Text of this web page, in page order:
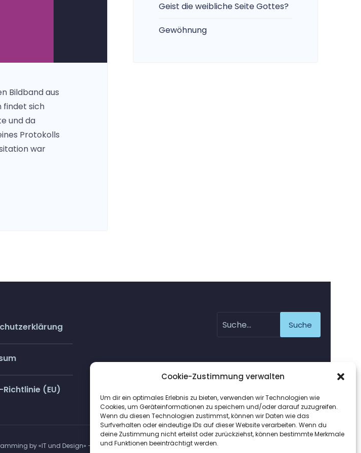
Cookie-Zustimmung verwalten
Um dir ein optimales Erlebnis zu bieten, verwenden wir Technologien wie
Cookies, um Geräteinformationen zu speichern und/oder darauf zuzugreifen.
Wenn du diesen Technologien zustimmst, können wir Daten wie das
Surfverhalten oder eindeutige IDs auf dieser Website verarbeiten. Wenn du
deine Zustimmung nicht erteilst oder zurückziehst, können bestimmte Merkmale
und Funktionen beeinträchtigt werden.
Bildband aus
findet sich
und da
Protokolls
war
Geist die weibliche Seite Gottes?
Gewöhnung
(EU)
Suche
by «IT und Design» - www.itunddesign.de